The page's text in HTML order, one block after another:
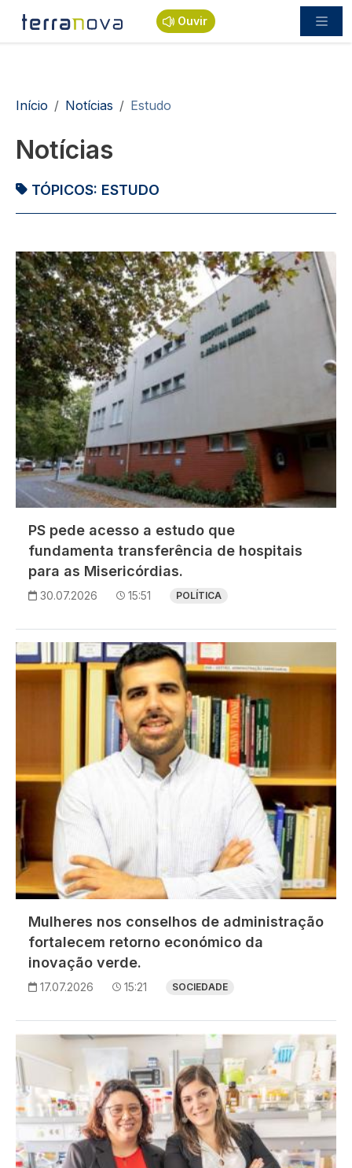
Passar para o conteúdo principal
Ouvir
Navegação estrutural
Início Notícias Estudo
Notícias
TÓPICOS: ESTUDO
Imagem
PS pede acesso a estudo que
fundamenta transferência de hospitais
para as Misericórdias.
30.07.2026 15:51 POLÍTICA
Imagem
Mulheres nos conselhos de administração
fortalecem retorno económico da
inovação verde.
17.07.2026 15:21 SOCIEDADE
Imagem